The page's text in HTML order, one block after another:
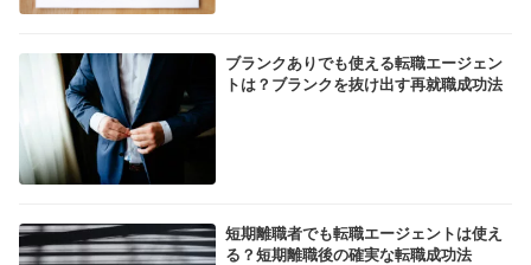
ブランクありでも使える転職エージェン
トは？ブランクを抜け出す再就職成功法
短期離職者でも転職エージェントは使え
る？短期離職後の確実な転職成功法